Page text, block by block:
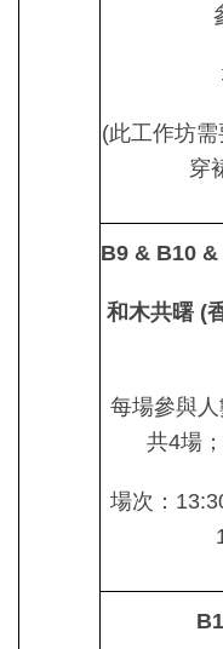
(此工作坊
穿
B9 & B10
和木共曙 (
每場參與
共4場
場次：